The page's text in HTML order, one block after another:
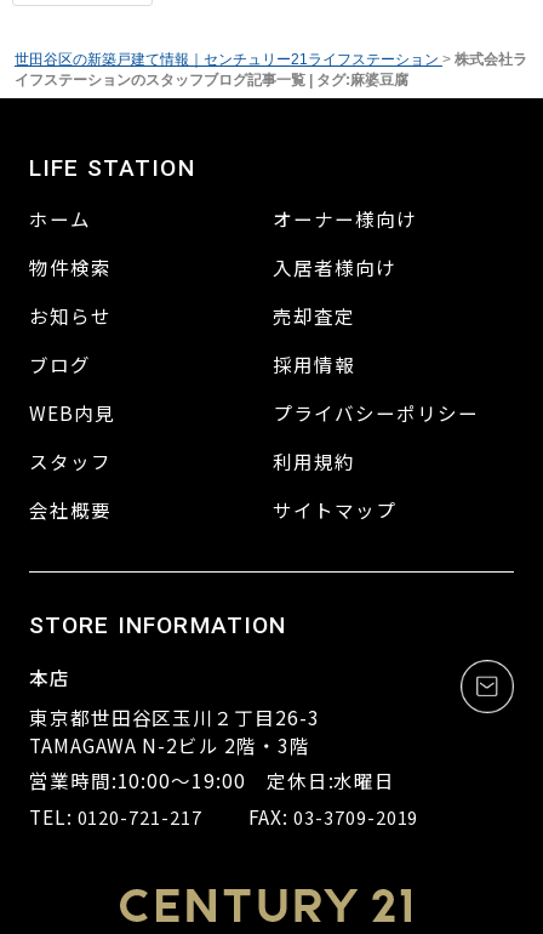
世田谷区の新築戸建て情報｜センチュリー21ライフステーション > 株式会社ラ
イフステーションのスタッフブログ記事一覧 | タグ:麻婆豆腐
LIFE STATION
ホーム
物件検索
お知らせ
ブログ
WEB内見
スタッフ
会社概要
オーナー様向け
入居者様向け
売却査定
採用情報
プライバシーポリシー
利用規約
サイトマップ
STORE INFORMATION
本店
東京都世田谷区玉川２丁目26-3
TAMAGAWA N-2ビル 2階・3階
営業時間:10:00～19:00 定休日:水曜日
TEL: 0120-721-217 FAX:03-3709-2019